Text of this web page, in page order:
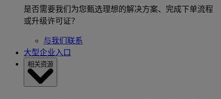
是否需要我们为您甄选理想的解决方案、完成下单流程
或升级许可证？
与我们联系
大型企业入口
相关资源